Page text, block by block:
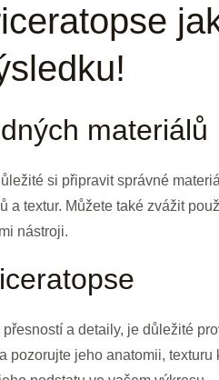
materiálů
si připravit správné
a textur. Můžete také zvážit
nástroji.
a detaily, je důležité
pozorujte jeho anatomii,